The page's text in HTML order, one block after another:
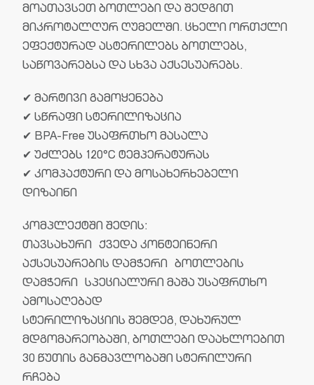
მოათავსეთ ბოთლები და შედგით
მიკროტალღურ ღუმელში. ცხელი ორთქლი
ეფექტურად ასტერილებს ბოთლებს,
საწოვარებსა და სხვა აქსესუარებს.
✔ მარტივი გამოყენება
✔ სწრაფი სტერილიზაცია
✔ BPA-Free უსაფრთხო მასალა
✔ უძლებს 120°C ტემპერატურას
✔ კომპაქტური და მოსახერხებელი
დიზაინი
კომპლექტში შედის:
თავსახური ქვედა კონტეინერი
აქსესუარების დამჭერი ბოთლების
დამჭერი სპეციალური მაშა უსაფრთხო
ამოსაღებად
სტერილიზაციის შემდეგ, დახურულ
მდგომარეობაში, ბოთლები დაახლოებით
30 წუთის განმავლობაში სტერილური
რჩება